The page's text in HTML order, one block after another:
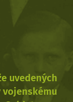
uvedených